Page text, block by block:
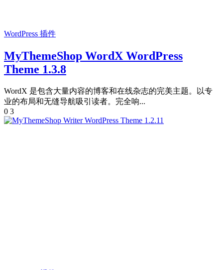
WordPress 插件
MyThemeShop WordX WordPress
Theme 1.3.8
WordX 是包含大量内容的博客和在线杂志的完美主题。以专
业的布局和无缝导航吸引读者。完全响...
0 3